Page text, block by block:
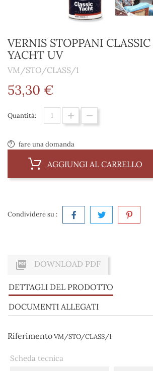
VERNIS STOPPANI CLASSIC
YACHT UV
VM/STO/CLASS/1
53,30 €
Quantità:
fare una domanda
AGGIUNGI AL CARRELLO
Condividere su :
 DOWNLOAD PDF
DETTAGLI DEL PRODOTTO
DOCUMENTI ALLEGATI
RiferimentoVM/STO/CLASS/1
Scheda tecnica